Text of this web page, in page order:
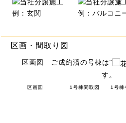
区画・間取り図
区画図 ご成約済の号棟は"
す。
区画図 1号棟間取図
1号棟